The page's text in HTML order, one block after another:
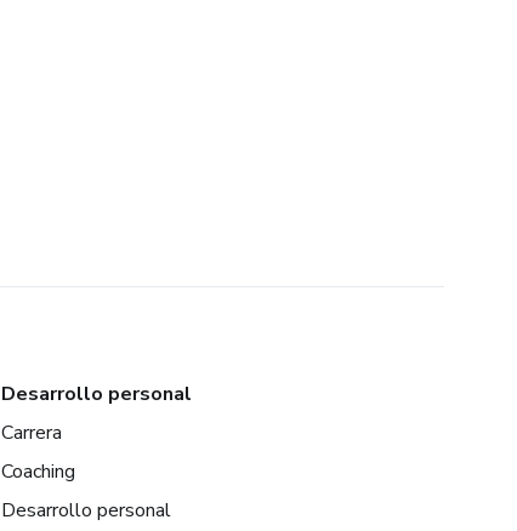
Desarrollo personal
Carrera
Coaching
Desarrollo personal